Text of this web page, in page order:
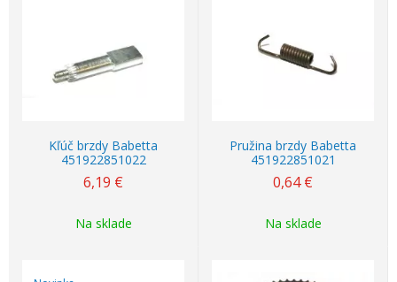
Kľúč brzdy Babetta
451922851022
6,19 €
Na sklade
Pružina brzdy Babetta
451922851021
0,64 €
Na sklade